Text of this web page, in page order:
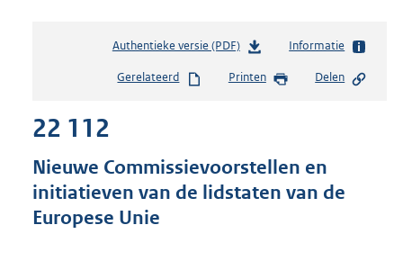
Authentieke versie (PDF)b
s
s
g
Informatie
Gerelateerd Printen Delen
22 112
Nieuwe Commissievoorstellen en
initiatieven van de lidstaten van de
Europese Unie